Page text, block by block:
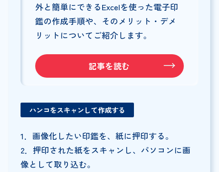
記事を読む
外と簡単にできるExcelを使った電子印
鑑の作成手順や、そのメリット・デメ
リットについてご紹介します。
ハンコをスキャンして作成する
1．画像化したい印鑑を、紙に押印する。
2．押印された紙をスキャンし、パソコンに画
像として取り込む。